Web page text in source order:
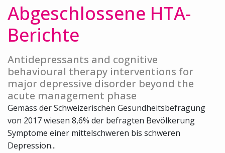
Abgeschlossene HTA-
Berichte
Antidepressants and cognitive
behavioural therapy interventions for
major depressive disorder beyond the
acute management phase
Gemäss der Schweizerischen Gesundheitsbefragung
von 2017 wiesen 8,6% der befragten Bevölkerung
Symptome einer mittelschweren bis schweren
Depression...